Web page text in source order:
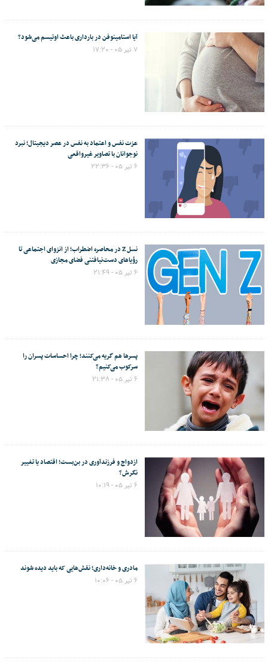
آیا استامینوفن در بارداری باعث اوتیسم می‌شود؟
۷ تیر ۰۵ - ۱۷:۲۰
عزت نفس و اعتماد به نفس در عصر دیجیتال؛ نبرد
نوجوانان با تصاویر غیرواقعی
۶ تیر ۰۵ - ۲۲:۳۶
نسل Z در محاصره اضطراب؛ از انزوای اجتماعی تا
رؤیاهای دست‌نیافتنی فضای مجازی
۶ تیر ۰۵ - ۲۱:۴۹
پسرها هم گریه می‌کنند؛ چرا احساسات پسران را
سرکوب می‌کنیم؟
۶ تیر ۰۵ - ۲۱:۳۸
ازدواج و فرزندآوری در بن‌بست؛ اقتصاد یا تغییر
نگرش؟
۶ تیر ۰۵ - ۱۰:۱۹
مادری و خانه‌داری؛ نقش‌هایی که باید دیده شوند
۶ تیر ۰۵ - ۱۰:۰۶